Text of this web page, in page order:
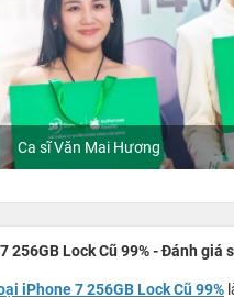
Ca sĩ Văn Mai Hương
256GB Lock Cũ 99% - Đánh
iPhone 7 256GB Lock Cũ 99%